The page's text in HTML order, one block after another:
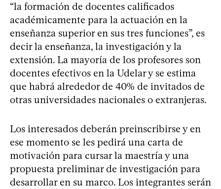
“la formación de docentes calificados
académicamente para la actuación en la
enseñanza superior en sus tres funciones”, es
decir la enseñanza, la investigación y la
extensión. La mayoría de los profesores son
docentes efectivos en la Udelar y se estima
que habrá alrededor de 40% de invitados de
otras universidades nacionales o extranjeras.
Los interesados deberán preinscribirse y en
ese momento se les pedirá una carta de
motivación para cursar la maestría y una
propuesta preliminar de investigación para
desarrollar en su marco. Los integrantes serán